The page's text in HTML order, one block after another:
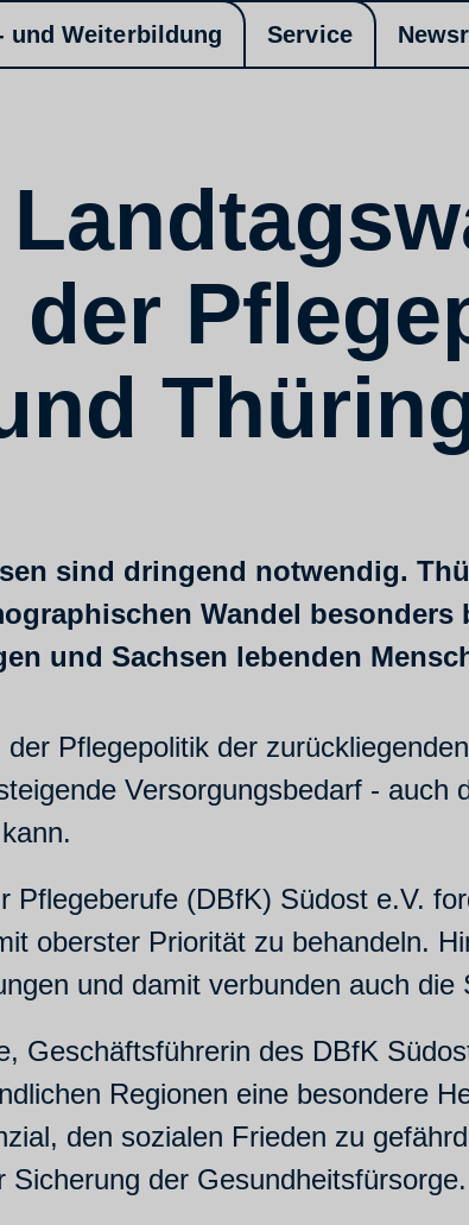
und Weiterbildung Service
der
sind dringend notwendig.
Wandel
und Sachsen lebenden
Pflegepolitik der
Versorgungsbedarf -
Pflegeberufe (DBfK) Südost e.V.
oberster Priorität zu behandeln.
und damit verbunden auch
Geschäftsführerin des DBfK
Regionen eine besondere
den sozialen Frieden zu
der